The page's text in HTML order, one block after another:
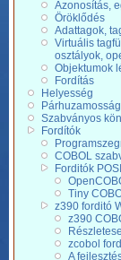
Azonosítás,
Öröklődés
Adattagok,
Virtuális
osztályok,
Objektumok
Fordítás
Helyesség
Párhuzamosság
Szabványos
Fordítók
COBOL
Forditók
Tiny
z390 forditó
z390
zcobol
A